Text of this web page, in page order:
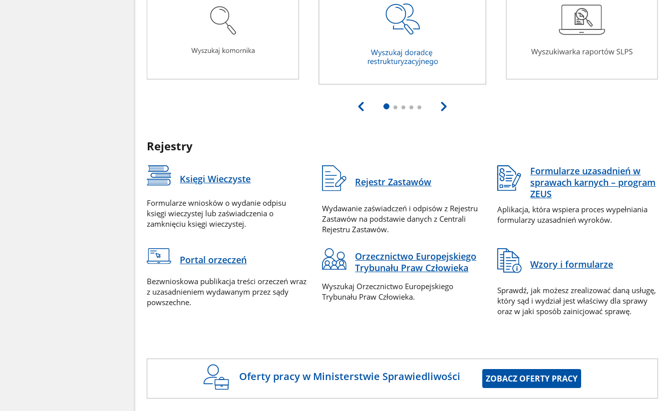
Rejestry
Księgi Wieczyste
Formularze wniosków o wydanie odpisu
księgi wieczystej lub zaświadczenia o
zamknięciu księgi wieczystej.
Rejestr Zastawów
Wydawanie zaświadczeń i odpisów z Rejestru
Zastawów na podstawie danych z Centrali
Rejestru Zastawów.
Formularze uzasadnień w
sprawach karnych – program
ZEUS
Aplikacja, która wspiera proces wypełniania
formularzy uzasadnień wyroków.
Portal orzeczeń
Bezwnioskowa publikacja treści orzeczeń wraz
z uzasadnieniem wydawanym przez sądy
powszechne.
Orzecznictwo Europejskiego
Trybunału Praw Człowieka
Wyszukaj Orzecznictwo Europejskiego
Trybunału Praw Człowieka.
Wzory i formularze
Sprawdź, jak możesz zrealizować daną usługę,
który sąd i wydział jest właściwy dla sprawy
oraz w jaki sposób zainicjować sprawę.
Oferty pracy w Ministerstwie Sprawiedliwości ZOBACZ OFERTY PRACY